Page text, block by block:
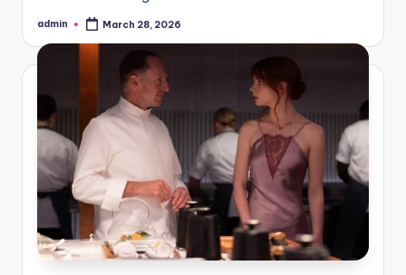
Posted
admin March 28, 2026